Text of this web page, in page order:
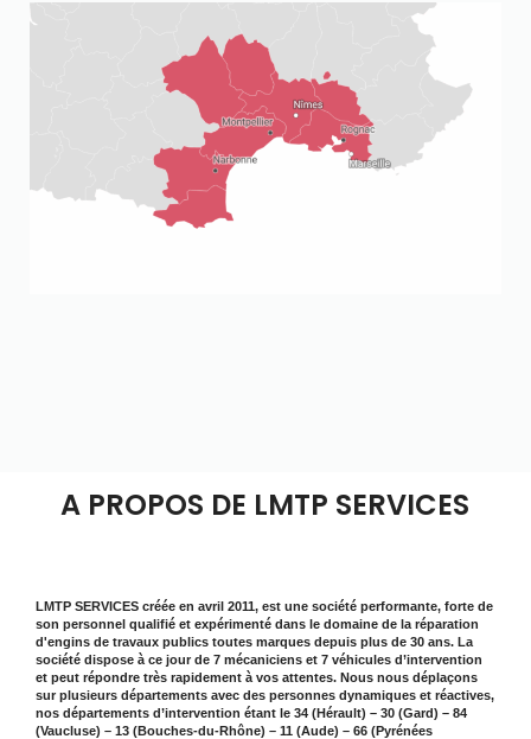
A PROPOS DE LMTP SERVICES
LMTP SERVICES créée en avril 2011, est une société performante, forte de
son personnel qualifié et expérimenté dans le domaine de la réparation
d'engins de travaux publics toutes marques depuis plus de 30 ans. La
société dispose à ce jour de 7 mécaniciens et 7 véhicules d’intervention
et peut répondre très rapidement à vos attentes. Nous nous déplaçons
sur plusieurs départements avec des personnes dynamiques et réactives,
nos départements d’intervention étant le 34 (Hérault) – 30 (Gard) – 84
(Vaucluse) – 13 (Bouches-du-Rhône) – 11 (Aude) – 66 (Pyrénées